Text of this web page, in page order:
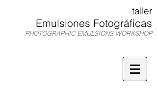
taller
Emulsiones Fotográficas
PHOTOGRAPHIC EMULSIONS WORKSHOP